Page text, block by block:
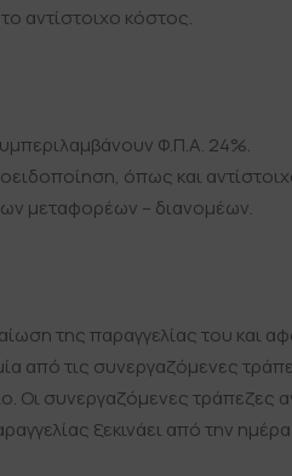
αντίστοιχο κόστος.
Φ.Π.Α. 24%.
όπως και
μεταφορέων – διανομέων.
της παραγγελίας του και
από τις συνεργαζόμενες
Οι συνεργαζόμενες τράπεζες
ξεκινάει από την